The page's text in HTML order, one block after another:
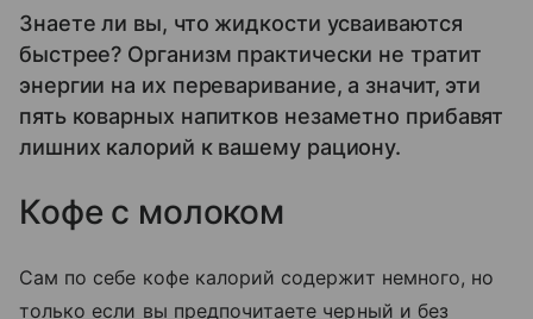
Знаете ли вы, что жидкости усваиваются
быстрее? Организм практически не тратит
энергии на их переваривание, а значит, эти
пять коварных напитков незаметно прибавят
лишних калорий к вашему рациону.
Кофе с молоком
Сам по себе кофе калорий содержит немного, но
только если вы предпочитаете черный и без